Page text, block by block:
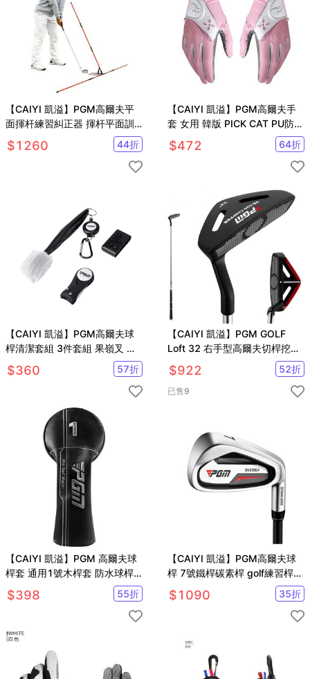
【CAIYI 凱溢】PGM高爾夫平
面揮杆練習糾正器 揮杆平面訓
練器
$1260 44折
【CAIYI 凱溢】PGM高爾夫手
套 女用 韓版 PICK CAT PU防滑
手套
$472 64折
【CAIYI 凱溢】PGM高爾夫球
桿清潔套組 3件套組 果嶺叉 雙
面刷 三孔刷
$360 57折
【CAIYI 凱溢】PGM GOLF
Loft 32 右手型高爾夫切桿挖起
桿
$922 52折
已售9
【CAIYI 凱溢】PGM 高爾夫球
桿套 通用1號木桿套 防水球桿
套 球頭帽套
$398 55折
【CAIYI 凱溢】PGM高爾夫球
桿 7號鐵桿碳素桿 golf練習桿
初學桿
$1090 35折